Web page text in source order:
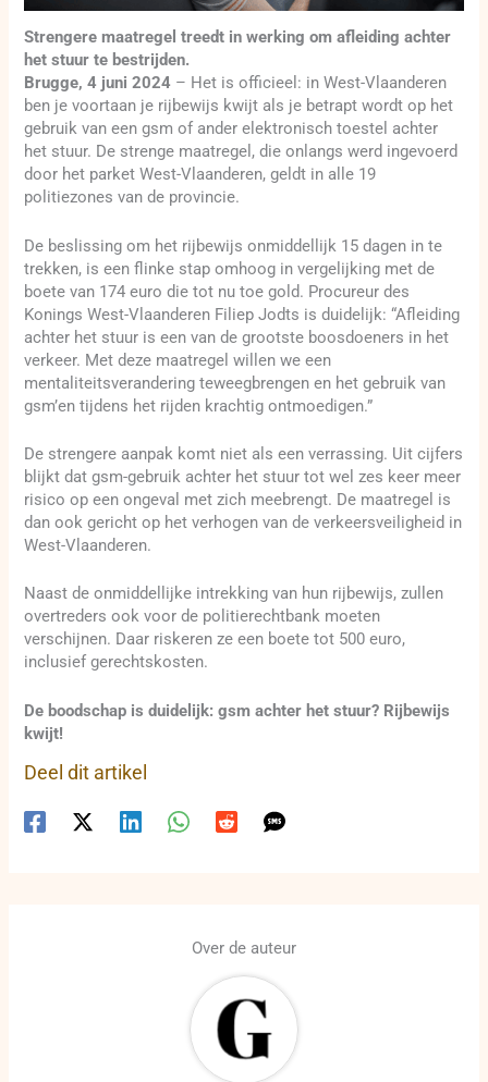
Strengere maatregel treedt in werking om afleiding achter
het stuur te bestrijden.
Brugge, 4 juni 2024 – Het is officieel: in West-Vlaanderen
ben je voortaan je rijbewijs kwijt als je betrapt wordt op het
gebruik van een gsm of ander elektronisch toestel achter
het stuur. De strenge maatregel, die onlangs werd ingevoerd
door het parket West-Vlaanderen, geldt in alle 19
politiezones van de provincie.
De beslissing om het rijbewijs onmiddellijk 15 dagen in te
trekken, is een flinke stap omhoog in vergelijking met de
boete van 174 euro die tot nu toe gold. Procureur des
Konings West-Vlaanderen Filiep Jodts is duidelijk: “Afleiding
achter het stuur is een van de grootste boosdoeners in het
verkeer. Met deze maatregel willen we een
mentaliteitsverandering teweegbrengen en het gebruik van
gsm’en tijdens het rijden krachtig ontmoedigen.”
De strengere aanpak komt niet als een verrassing. Uit cijfers
blijkt dat gsm-gebruik achter het stuur tot wel zes keer meer
risico op een ongeval met zich meebrengt. De maatregel is
dan ook gericht op het verhogen van de verkeersveiligheid in
West-Vlaanderen.
Naast de onmiddellijke intrekking van hun rijbewijs, zullen
overtreders ook voor de politierechtbank moeten
verschijnen. Daar riskeren ze een boete tot 500 euro,
inclusief gerechtskosten.
De boodschap is duidelijk: gsm achter het stuur? Rijbewijs
kwijt!
Deel dit artikel
Over de auteur